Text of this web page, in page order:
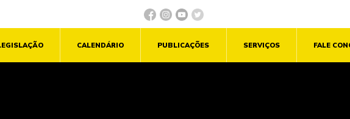
CALENDÁRIO PUBLICAÇÕES SERVIÇOS FALE